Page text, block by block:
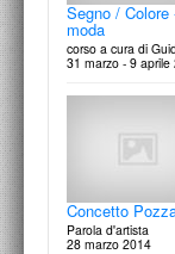
Segno /
moda
corso a cura di
31 marzo - 9 aprile
Concetto
Parola d'artista
28 marzo 2014